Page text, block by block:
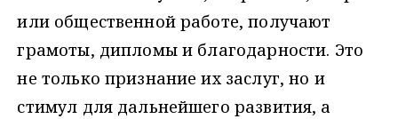
или общественной работе, получают
грамоты, дипломы и благодарности. Это
не только признание их заслуг, но и
стимул для дальнейшего развития, а